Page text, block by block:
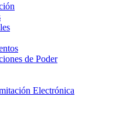
de Poder
Electrónica